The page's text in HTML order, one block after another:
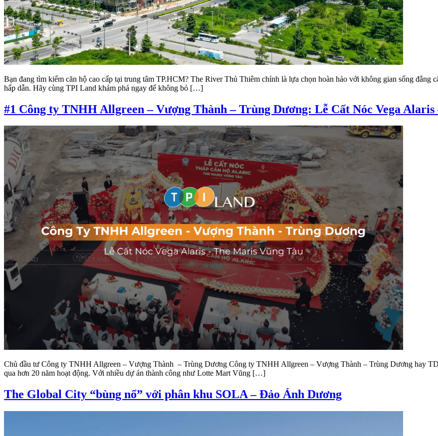
Bạn đang tìm kiếm căn hộ cao cấp tại trung tâm TP.HCM? The River Thủ Thiêm chính là lựa chọn hoàn hảo với không gian sống đẳng
hấp dẫn. Hãy cùng TPI Land khám phá ngay để không bỏ […]
#1 Công ty TNHH Allgreen – Vượng Thành – Trùng Dương: Lễ Cất Nóc Vega
Chủ đầu tư Công ty TNHH Allgreen – Vượng Thành – Trùng Dương Công ty TNHH Allgreen – Vượng Thành – Trùng Dương hay
qua hơn 20 năm hoạt động. Với nhiều dự án thành công như Lotte Mart Vũng […]
The Global City “bùng nổ” với phân khu SOLA – Đảo Ánh Dương